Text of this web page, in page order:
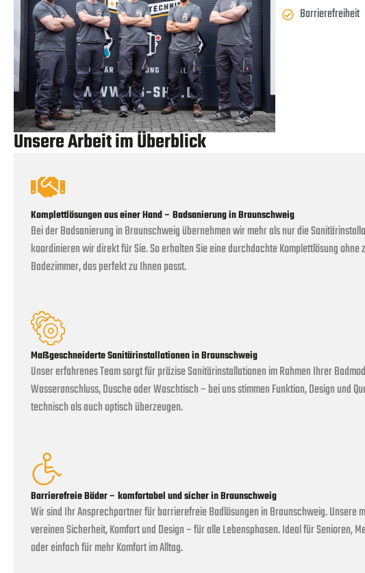
Barrierefreiheit
Unsere Arbeit im Überblick
Komplettlösungen aus einer Hand – Badsanierung in Braunschweig
Bei der Badsanierung in Braunschweig übernehmen wir mehr als nur die
koordinieren wir direkt für Sie. So erhalten Sie eine durchdachte Komplettlösung
Badezimmer, das perfekt zu Ihnen passt.
Maßgeschneiderte Sanitärinstallationen in Braunschweig
Unser erfahrenes Team sorgt für präzise Sanitärinstallationen im Rahmen Ihrer
Wasseranschluss, Dusche oder Waschtisch – bei uns stimmen Funktion, Design und
technisch als auch optisch überzeugen.
Barrierefreie Bäder – komfortabel und sicher in Braunschweig
Wir sind Ihr Ansprechpartner für barrierefreie Badlösungen in Braunschweig. Unsere
vereinen Sicherheit, Komfort und Design – für alle Lebensphasen. Ideal für Senioren,
oder einfach für mehr Komfort im Alltag.